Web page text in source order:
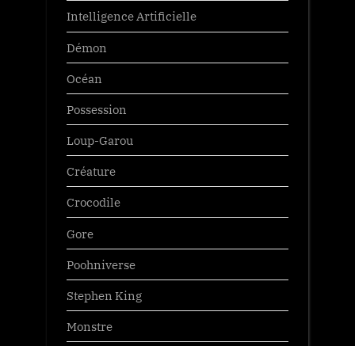
Intelligence Artificielle
Démon
Océan
Possession
Loup-Garou
Créature
Crocodile
Gore
Poohniverse
Stephen King
Monstre